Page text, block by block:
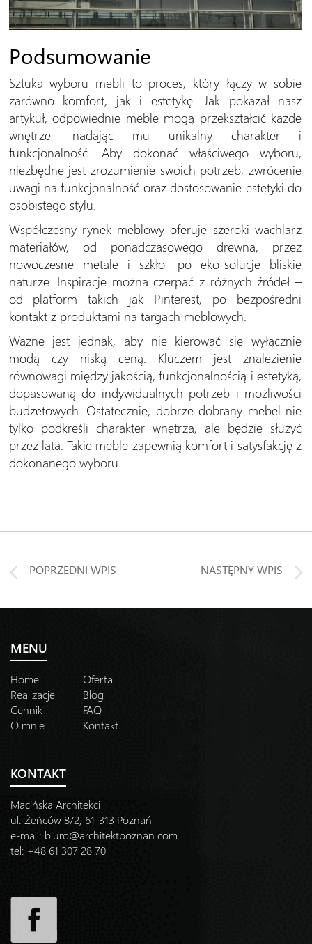
Podsumowanie
Sztuka wyboru mebli to proces, który łączy w sobie
zarówno komfort, jak i estetykę. Jak pokazał nasz
artykuł, odpowiednie meble mogą przekształcić każde
wnętrze, nadając mu unikalny charakter i
funkcjonalność. Aby dokonać właściwego wyboru,
niezbędne jest zrozumienie swoich potrzeb, zwrócenie
uwagi na funkcjonalność oraz dostosowanie estetyki do
osobistego stylu.
Współczesny rynek meblowy oferuje szeroki wachlarz
materiałów, od ponadczasowego drewna, przez
nowoczesne metale i szkło, po eko-solucje bliskie
naturze. Inspiracje można czerpać z różnych źródeł –
od platform takich jak Pinterest, po bezpośredni
kontakt z produktami na targach meblowych.
Ważne jest jednak, aby nie kierować się wyłącznie
modą czy niską ceną. Kluczem jest znalezienie
równowagi między jakością, funkcjonalnością i estetyką,
dopasowaną do indywidualnych potrzeb i możliwości
budżetowych. Ostatecznie, dobrze dobrany mebel nie
tylko podkreśli charakter wnętrza, ale będzie służyć
przez lata. Takie meble zapewnią komfort i satysfakcję z
dokonanego wyboru.
POPRZEDNI WPIS NASTĘPNY WPIS
MENU
Home
Oferta
Realizacje
Blog
Cennik
FAQ
O mnie
Kontakt
KONTAKT
Macińska Architekci
ul. Żeńców 8/2, 61-313 Poznań
e-mail: biuro@architektpoznan.com
tel: +48 61 307 28 70